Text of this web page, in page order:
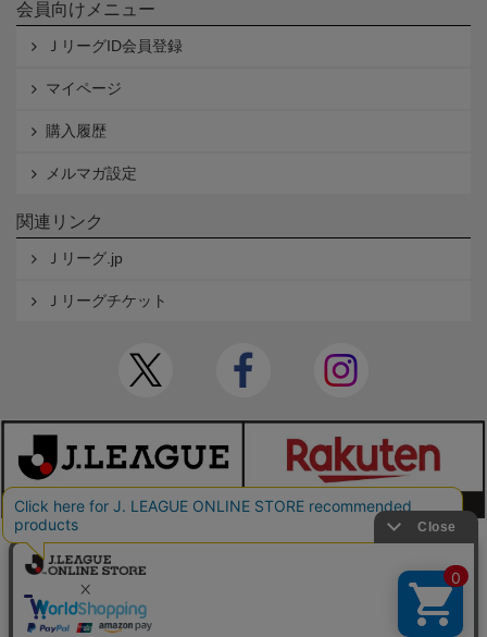
会員向けメニュー
ＪリーグID会員登録
マイページ
購入履歴
メルマガ設定
関連リンク
Ｊリーグ.jp
Ｊリーグチケット
本サイトで使用している文章・画像等の無断での複製・転載を禁止します。
© JAPAN PROFESSIONAL FOOTBALL LEAGUE Rakuten Group, Inc. ALL RIGHTS RE